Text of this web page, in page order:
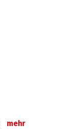
mehr